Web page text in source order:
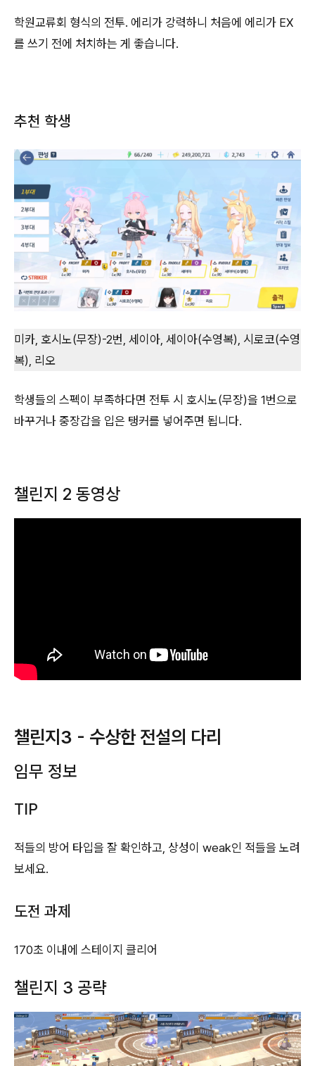
학원교류회 형식의 전투. 에리가 강력하니 처음에 에리가 EX
를 쓰기 전에 처치하는 게 좋습니다.
추천 학생
미카, 호시노(무장)-2번, 세이아, 세이아(수영복), 시로코(수영
복), 리오
학생들의 스펙이 부족하다면 전투 시 호시노(무장)을 1번으로
바꾸거나 중장갑을 입은 탱커를 넣어주면 됩니다.
챌린지 2 동영상
챌린지3 - 수상한 전설의 다리
임무 정보
TIP
적들의 방어 타입을 잘 확인하고, 상성이 weak인 적들을 노려
보세요.
도전 과제
170초 이내에 스테이지 클리어
챌린지 3 공략